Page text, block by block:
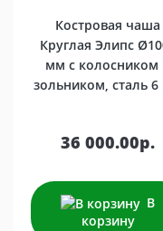
Костровая чаша
Круглая Элипс
мм с колосником
зольником, сталь
36 000.00р.
В
корзину